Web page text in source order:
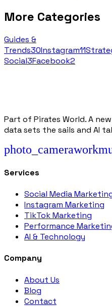
More Categories
Guides &
Trends30Instagram11
Social3Facebook2
Part of Pirates World. A
data sets the sails and AI
photo_camerawork
Services
Social Media
Instagram Marketing
TikTok Marketing
Performance
AI & Technology
Company
About Us
Blog
Contact